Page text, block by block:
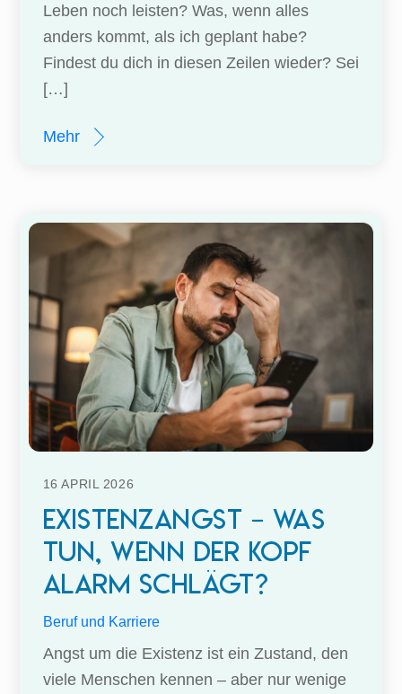
Leben noch leisten? Was, wenn alles
anders kommt, als ich geplant habe?
Findest du dich in diesen Zeilen wieder? Sei
[…]
Mehr
16 APRIL 2026
Existenzangst – was
tun, wenn der Kopf
Alarm schlägt?
Beruf und Karriere
Angst um die Existenz ist ein Zustand, den
viele Menschen kennen – aber nur wenige